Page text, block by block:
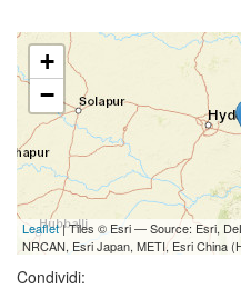
+
−
Leaflet| Tiles © Esri — Source: Esri,
NRCAN, Esri Japan, METI, Esri China
Condividi: